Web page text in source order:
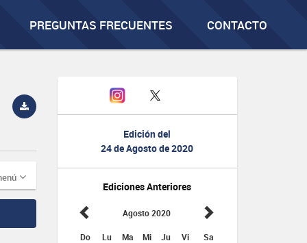
PREGUNTAS FRECUENTES CONTACTO
Edición del
24 de Agosto de 2020
Ediciones Anteriores
Agosto 2020
Do Lu Ma Mi Ju Vi Sa